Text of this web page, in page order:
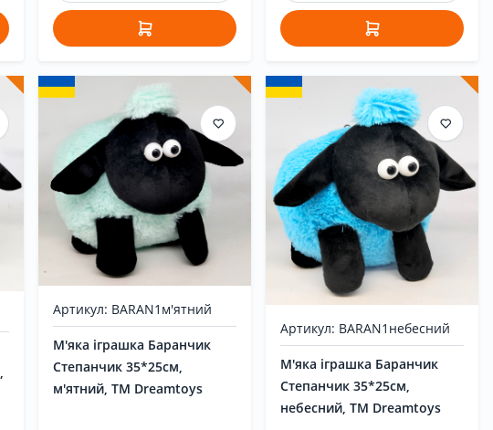
Артикул: BARAN1м'ятний
М'яка іграшка Баранчик
Степанчик 35*25см,
м'ятний, ТМ Dreamtoys
Артикул: BARAN1небесний
М'яка іграшка Баранчик
Степанчик 35*25см,
небесний, ТМ Dreamtoys